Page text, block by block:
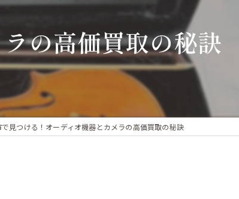
ブランド品
不用品回収
の高価買取の秘訣
見つける！オーディオ機器とカメラの高価買取の秘訣